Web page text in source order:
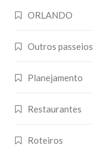
ORLANDO
Outros passeios
Planejamento
Restaurantes
Roteiros